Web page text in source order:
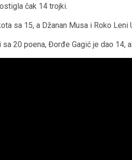
čak 14 trojki.
sa 15, a Džanan Musa i Roko Leni
20 poena, Đorđe Gagić je dao 14,